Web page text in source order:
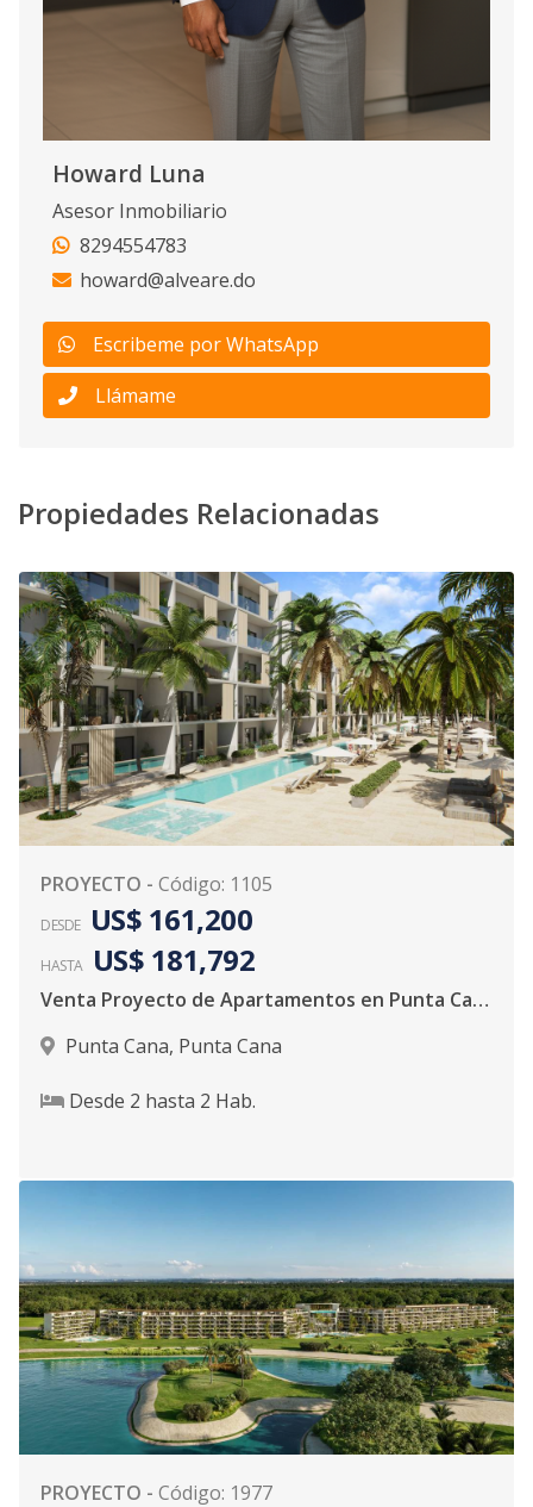
Howard Luna
Asesor Inmobiliario
8294554783
howard@alveare.do
Escribeme por WhatsApp
Llámame
Propiedades Relacionadas
PROYECTO - Código: 1105
DESDE US$ 161,200
HASTA US$ 181,792
Venta Proyecto de Apartamentos en Punta Cana
Punta Cana, Punta Cana
Desde 2 hasta 2 Hab.
PROYECTO - Código: 1977